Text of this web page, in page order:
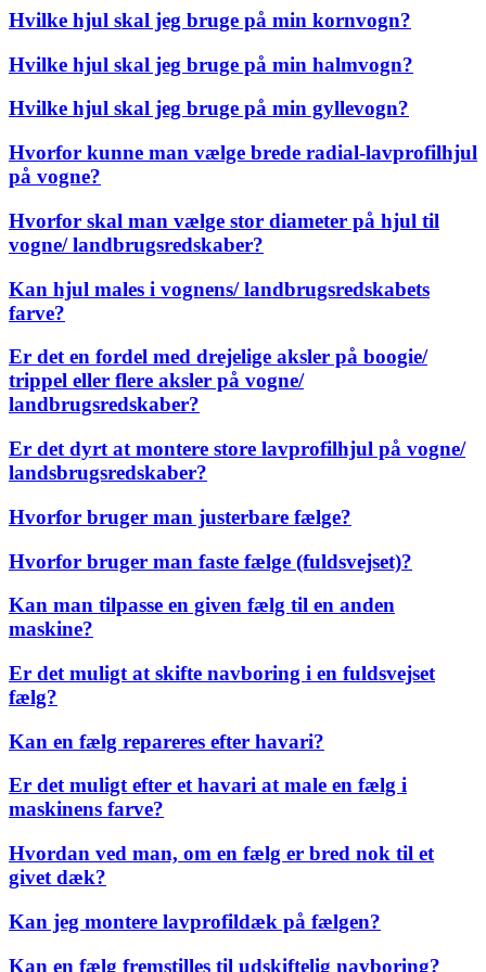
Hvilke hjul skal jeg bruge på min kornvogn?
Hvilke hjul skal jeg bruge på min halmvogn?
Hvilke hjul skal jeg bruge på min gyllevogn?
Hvorfor kunne man vælge brede radial-lavprofilhjul
på vogne?
Hvorfor skal man vælge stor diameter på hjul til
vogne/ landbrugsredskaber?
Kan hjul males i vognens/ landbrugsredskabets
farve?
Er det en fordel med drejelige aksler på boogie/
trippel eller flere aksler på vogne/
landbrugsredskaber?
Er det dyrt at montere store lavprofilhjul på vogne/
landsbrugsredskaber?
Hvorfor bruger man justerbare fælge?
Hvorfor bruger man faste fælge (fuldsvejset)?
Kan man tilpasse en given fælg til en anden
maskine?
Er det muligt at skifte navboring i en fuldsvejset
fælg?
Kan en fælg repareres efter havari?
Er det muligt efter et havari at male en fælg i
maskinens farve?
Hvordan ved man, om en fælg er bred nok til et
givet dæk?
Kan jeg montere lavprofildæk på fælgen?
Kan en fælg fremstilles til udskiftelig navboring?